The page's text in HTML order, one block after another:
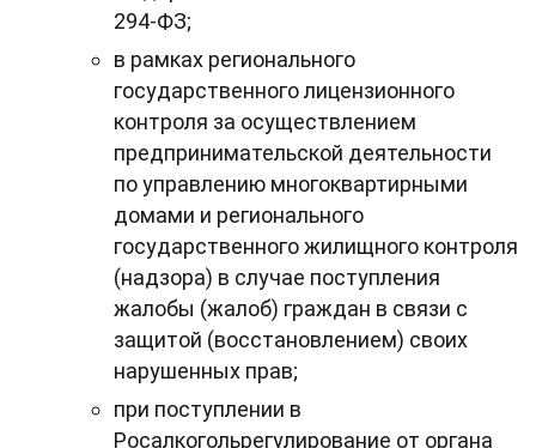
294-ФЗ;
в рамках регионального
государственного лицензионного
контроля за осуществлением
предпринимательской деятельности
по управлению многоквартирными
домами и регионального
государственного жилищного контроля
(надзора) в случае поступления
жалобы (жалоб) граждан в связи с
защитой (восстановлением) своих
нарушенных прав;
при поступлении в
Росалкогольрегулирование от органа